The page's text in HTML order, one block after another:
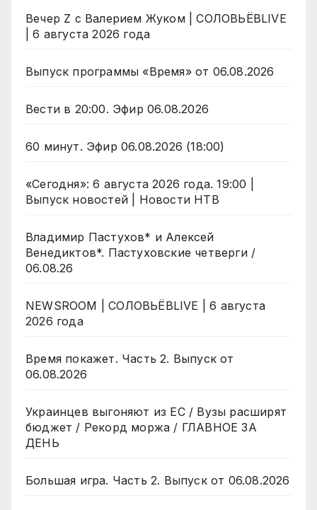
Вечер Z с Валерием Жуком | СОЛОВЬЁВLIVE
| 6 августа 2026 года
Выпуск программы «Время» от 06.08.2026
Вести в 20:00. Эфир 06.08.2026
60 минут. Эфир 06.08.2026 (18:00)
«Сегодня»: 6 августа 2026 года. 19:00 |
Выпуск новостей | Новости НТВ
Владимир Пастухов* и Алексей
Венедиктов*. Пастуховские четверги /
06.08.26
NEWSROOM | СОЛОВЬЁВLIVE | 6 августа
2026 года
Время покажет. Часть 2. Выпуск от
06.08.2026
Украинцев выгоняют из ЕС / Вузы расширят
бюджет / Рекорд моржа / ГЛАВНОЕ ЗА
ДЕНЬ
Большая игра. Часть 2. Выпуск от 06.08.2026